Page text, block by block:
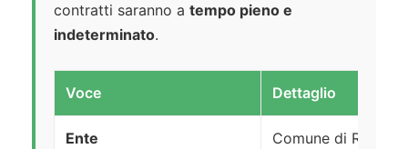
contratti saranno a tempo pieno e
indeterminato.
Voce Dettaglio
Ente Comune di Rho